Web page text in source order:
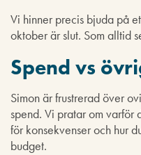
Vi hinner precis bjuda på
oktober är slut. Som alltid
Spend vs
Simon är frustrerad över
spend. Vi pratar om varför
för konsekvenser och hur
budget.